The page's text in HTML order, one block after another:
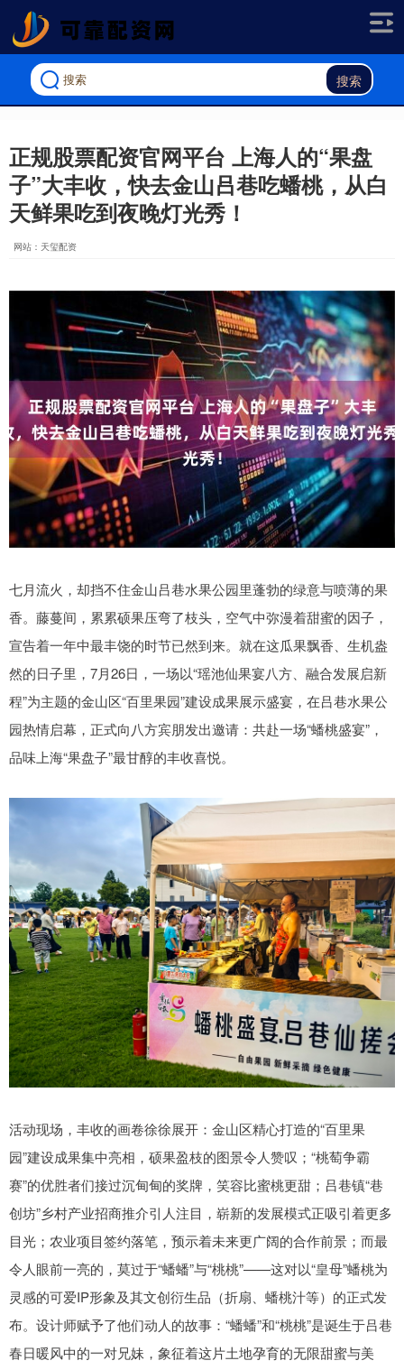
搜索
正规股票配资官网平台 上海人的“果盘
子”大丰收，快去金山吕巷吃蟠桃，从白
天鲜果吃到夜晚灯光秀！
网站：天玺配资
七月流火，却挡不住金山吕巷水果公园里蓬勃的绿意与喷薄的果
香。藤蔓间，累累硕果压弯了枝头，空气中弥漫着甜蜜的因子，
宣告着一年中最丰饶的时节已然到来。就在这瓜果飘香、生机盎
然的日子里，7月26日，一场以“瑶池仙果宴八方、融合发展启新
程”为主题的金山区“百里果园”建设成果展示盛宴，在吕巷水果公
园热情启幕，正式向八方宾朋发出邀请：共赴一场“蟠桃盛宴”，
品味上海“果盘子”最甘醇的丰收喜悦。
活动现场，丰收的画卷徐徐展开：金山区精心打造的“百里果
园”建设成果集中亮相，硕果盈枝的图景令人赞叹；“桃萄争霸
赛”的优胜者们接过沉甸甸的奖牌，笑容比蜜桃更甜；吕巷镇“巷
创坊”乡村产业招商推介引人注目，崭新的发展模式正吸引着更多
目光；农业项目签约落笔，预示着未来更广阔的合作前景；而最
令人眼前一亮的，莫过于“蟠蟠”与“桃桃”——这对以“皇母”蟠桃为
灵感的可爱IP形象及其文创衍生品（折扇、蟠桃汁等）的正式发
布。设计师赋予了他们动人的故事：“蟠蟠”和“桃桃”是诞生于吕巷
春日暖风中的一对兄妹，象征着这片土地孕育的无限甜蜜与美